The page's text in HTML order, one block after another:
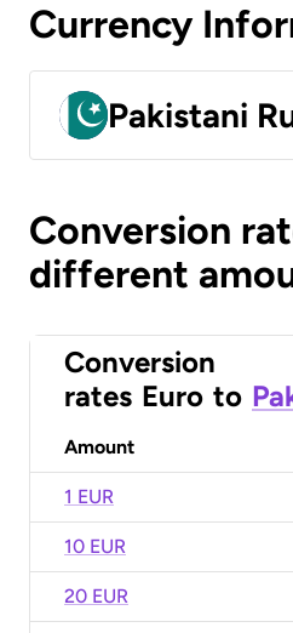
Currency
Pakistani
Conversion
different
Conversion
rates Euro to
Amount
1 EUR
10 EUR
20 EUR